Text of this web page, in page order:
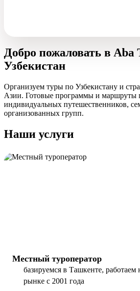
Добро пожаловать в Aba
Узбекистан
Организуем туры по Узбекистану и
Азии. Готовые программы и маршруты
индивидуальных путешественников,
организованных групп.
Наши услуги
Местный туроператор
базируемся в Ташкенте, работаем
рынке с 2001 года